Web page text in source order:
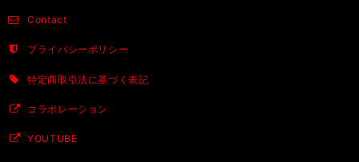
Contact
プライバシーポリシー
特定商取引法に基づく表記
コラボレーション
YOUTUBE